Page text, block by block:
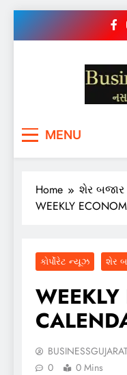
MENU
Home
શેર બજાર
WEEKLY
કોર્પોરેટ ન્યૂઝ શેર
0
0 Mins